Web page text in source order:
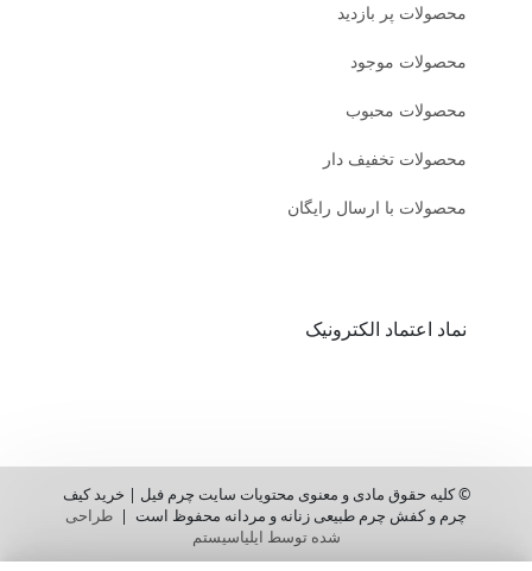
محصولات پر بازدید
محصولات موجود
محصولات محبوب
محصولات تخفیف دار
محصولات با ارسال رایگان
نماد اعتماد الکترونیک
© کلیه حقوق مادی و معنوی محتویات سایت چرم فیل | خرید کیف
چرم و کفش چرم طبیعی زنانه و مردانه محفوظ است | طراحی
شده توسط ایلیاسیستم